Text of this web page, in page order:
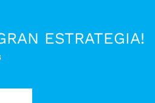
ESTRATEGIA!